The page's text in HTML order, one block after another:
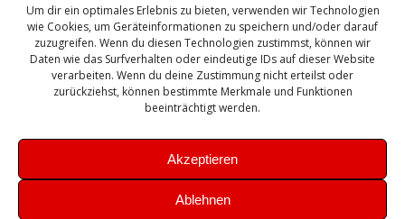
Um dir ein optimales Erlebnis zu bieten, verwenden wir Technologien
wie Cookies, um Geräteinformationen zu speichern und/oder darauf
zuzugreifen. Wenn du diesen Technologien zustimmst, können wir
Daten wie das Surfverhalten oder eindeutige IDs auf dieser Website
verarbeiten. Wenn du deine Zustimmung nicht erteilst oder
zurückziehst, können bestimmte Merkmale und Funktionen
beeinträchtigt werden.
Akzeptieren
Ablehnen
Sanierung SBS Security Server Sicherheit
Sicherung SIEM Sophos SSL Ubuntu
Update Upgrade UTM VCenter VCSA Veeam
VMWare VPN WAZUH Windows
Zertifikat